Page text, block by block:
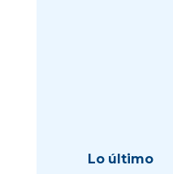
Lo último